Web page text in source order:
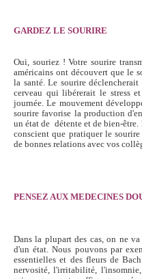
GARDEZ LE SOURIRE
Oui, souriez ! Votre sourire
américains ont découvert que le
la santé. Le sourire
cerveau qui libérerait le stress
journée. Le mouvement
sourire favorise la production
un état de détente et de bien-
conscient que pratiquer le
de bonnes relations avec vos
PENSEZ AUX MEDECINES
Dans la plupart des cas, on ne
d'un état. Nous pouvons par
essentielles et des fleurs de
nervosité, l'irritabilité,